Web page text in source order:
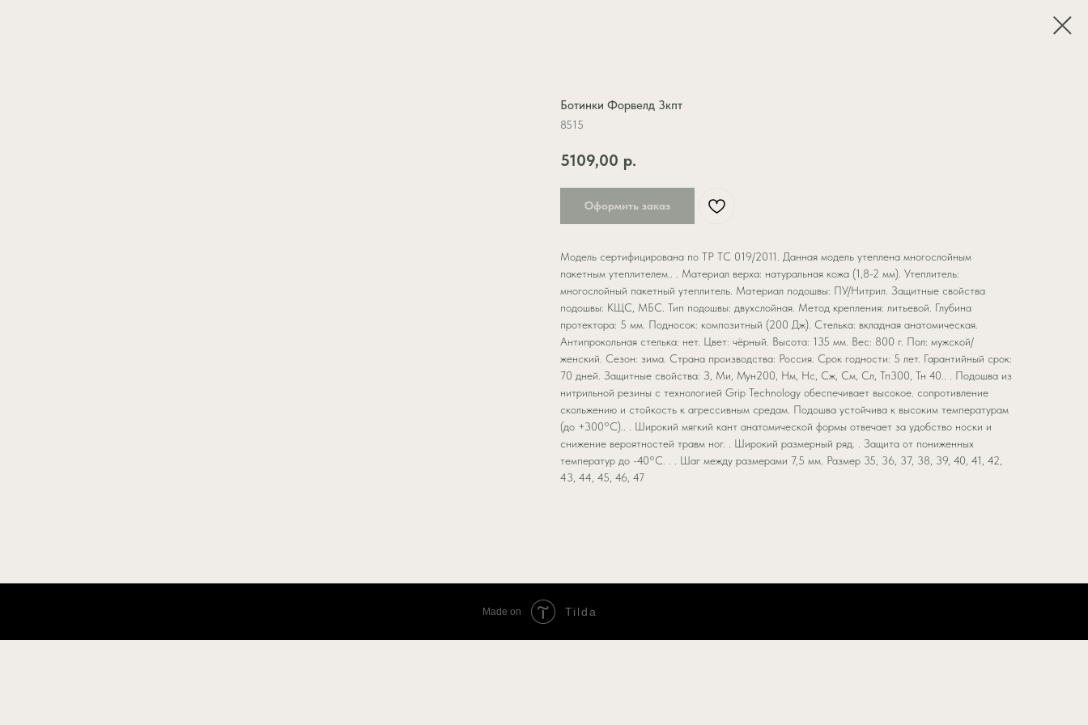
Ботинки Форвелд 3кпт
8515
5109,00 р.
Оформить заказ
Модель сертифицирована по ТР ТС 019/2011. Данная модель утеплена многослойным
пакетным утеплителем.. . Материал верха: натуральная кожа (1,8-2 мм). Утеплитель:
многослойный пакетный утеплитель. Материал подошвы: ПУ/Нитрил. Защитные свойства
подошвы: КЩС, МБС. Тип подошвы: двухслойная. Метод крепления: литьевой. Глубина
протектора: 5 мм. Подносок: композитный (200 Дж). Стелька: вкладная анатомическая.
Антипрокольная стелька: нет. Цвет: чёрный. Высота: 135 мм. Вес: 800 г. Пол: мужской/
женский. Сезон: зима. Страна производства: Россия. Срок годности: 5 лет. Гарантийный срок:
70 дней. Защитные свойства: З, Ми, Мун200, Нм, Нс, Сж, См, Сл, Тп300, Тн 40.. . Подошва из
нитрильной резины с технологией Grip Technology обеспечивает высокое. сопротивление
скольжению и стойкость к агрессивным средам. Подошва устойчива к высоким температурам
(до +300°C).. . Широкий мягкий кант анатомической формы отвечает за удобство носки и
снижение вероятностей травм ног. . Широкий размерный ряд. . Защита от пониженных
температур до -40°С. . . Шаг между размерами 7,5 мм. Размер 35, 36, 37, 38, 39, 40, 41, 42,
43, 44, 45, 46, 47
Made on Tilda